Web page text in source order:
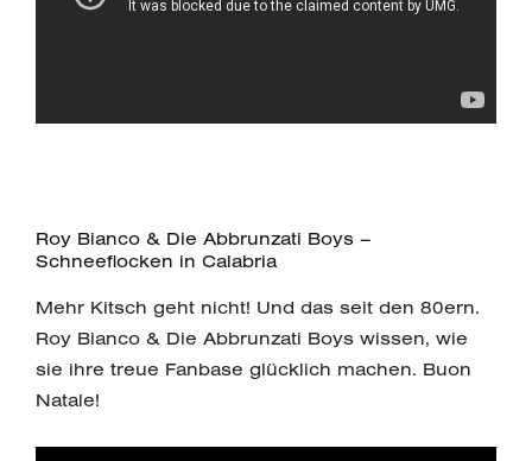
Roy Bianco & Die Abbrunzati Boys –
Schneeflocken in Calabria
Mehr Kitsch geht nicht! Und das seit den 80ern.
Roy Bianco & Die Abbrunzati Boys wissen, wie
sie ihre treue Fanbase glücklich machen. Buon
Natale!